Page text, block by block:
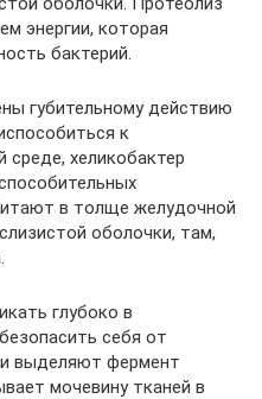
энергии, которая
бактерий.
губительному действию
к
среде, хеликобактер
в толще желудочной
оболочки, там,
глубоко в
себя от
выделяют фермент
мочевину тканей в